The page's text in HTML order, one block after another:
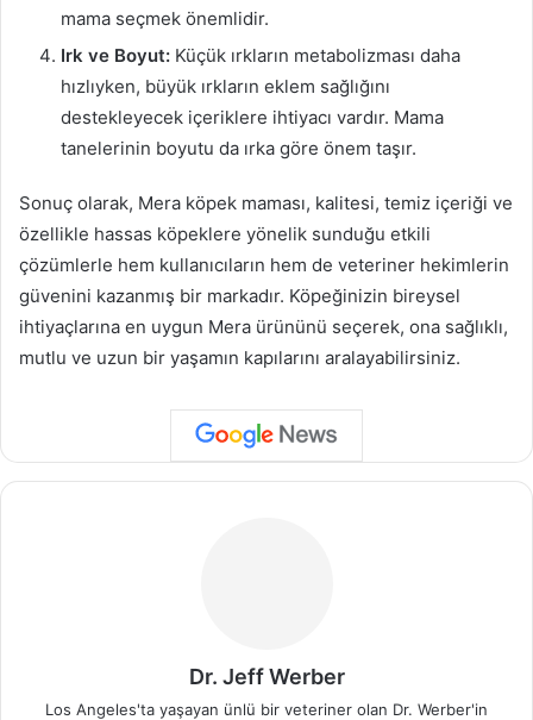
mama seçmek önemlidir.
Irk ve Boyut: Küçük ırkların metabolizması daha
hızlıyken, büyük ırkların eklem sağlığını
destekleyecek içeriklere ihtiyacı vardır. Mama
tanelerinin boyutu da ırka göre önem taşır.
Sonuç olarak, Mera köpek maması, kalitesi, temiz içeriği ve
özellikle hassas köpeklere yönelik sunduğu etkili
çözümlerle hem kullanıcıların hem de veteriner hekimlerin
güvenini kazanmış bir markadır. Köpeğinizin bireysel
ihtiyaçlarına en uygun Mera ürününü seçerek, ona sağlıklı,
mutlu ve uzun bir yaşamın kapılarını aralayabilirsiniz.
Dr. Jeff Werber
Los Angeles'ta yaşayan ünlü bir veteriner olan Dr. Werber'in